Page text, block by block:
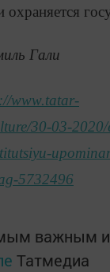
охраняется
Гали
www.tatar-
30-03-
5732496
важным
Татмедиа